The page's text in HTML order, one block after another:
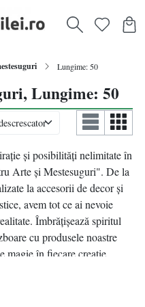
Lungime: 50
Lungime: 50
și posibilități nelimitate în
Arte și Mestesuguri". De la
la accesorii de decor și
avem tot ce ai nevoie
Îmbrățișează spiritul
cu produsele noastre
magie în fiecare creație.